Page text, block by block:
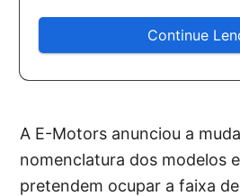
Continue
A E-Motors anunciou a
nomenclatura dos modelos
pretendem ocupar a faixa